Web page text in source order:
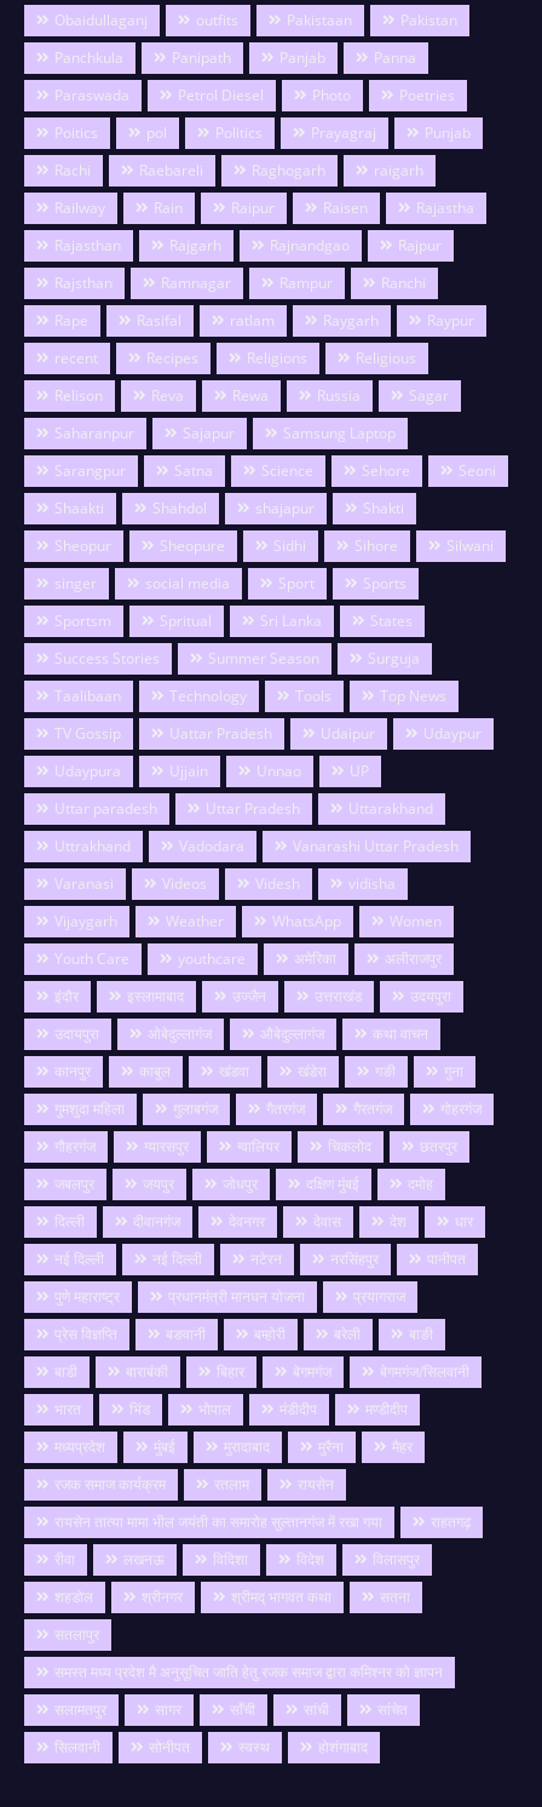
Obaidullaganj
outfits Pakistaan
Pakistan
Panchkula
Panipath Panjab
Panna
Paraswada
Petrol Diesel Photo
Poetries
Poitics
pol Politics Prayagraj
Punjab
Rachi
Raebareli Raghogarh
raigarh
Railway
Rain Raipur Raisen
Rajastha
Rajasthan
Rajgarh Rajnandgao
Rajpur
Rajsthan
Ramnagar Rampur
Ranchi
Rape
Rasifal ratlam Raygarh
Raypur
recent
Recipes Religions
Religious
Relison
Reva Rewa Russia
Sagar
Saharanpur
Sajapur
Samsung Laptop
Sarangpur
Satna Science Sehore
Seoni
Shaakti
Shahdol shajapur
Shakti
Sheopur
Sheopure Sidhi Sihore
Silwani
singer
social media Sport
Sports
Sportsm
Spritual Sri Lanka
States
Success Stories
Summer Season
Surguja
Taalibaan
Technology Tools
Top News
TV Gossip
Uattar Pradesh Udaipur
Udaypur
Udaypura
Ujjain Unnao
UP
Uttar paradesh
Uttar Pradesh
Uttarakhand
Uttrakhand
Vadodara
Vanarashi Uttar Pradesh
Varanasi
Videos Videsh
vidisha
Vijaygarh
Weather WhatsApp
Women
Youth Care
youthcare अमेरिका
अलीराजपुर
इंदौर
इस्लामाबाद उज्जैन उत्तराखंड
उदयपुरा
उदायपुरा
ओबेदुल्लागंज औबेदुल्लागंज
कथा वाचन
कानपुर
काबुल खंडवा खंडेरा गङी
गुना
गुमशुदा महिला
गुलाबगंज गैतरगंज गैरतगंज
गोहरगंज
गौहरगंज
ग्यारसपुर ग्वालियर चिकलोद
छतरपुर
जबलपुर
जयपुर जोधपुर दक्षिण मुंबई
दमोह
दिल्ली
दीवानगंज देवनगर देवास देश
धार
नई दिल्ली
नई दिल्ली नटेरन नरसिंहपुर
पानीपत
पुणे महाराष्ट्र
प्रधानमंत्री मानधन योजना
प्रयागराज
प्रेस विज्ञप्ति
बङवानी बम्होरी बरेली
बाङी
बाडी
बाराबंकी बिहार बेगमगंज
बेगमगंज/सिलवानी
भारत
भिंड भोपाल मंडीदीप
मण्डीदीप
मध्यप्रदेश
मुंबई मुरादाबाद मुरैना
मैहर
रजक समाज कार्यक्रम
रतलाम
रायसेन
रायसेन तात्या मामा भील जयंती का समारोह सुल्तानगंज में रखा गया
राहतगढ़
रीवा
लखनऊ विदिशा विदेश
विलासपुर
शहडोल
श्रीनगर श्रीमद् भागवत कथा
सतना
सतलापुर
समस्त मध्य प्रदेश मै अनुसूचित जाति हेतु रजक समाज द्वारा कमिश्नर को ज्ञापन
सलामतपुर
सागर साँची सांची
सांचेत
सिलवानी
सोनीपत स्वस्थ होशंगाबाद